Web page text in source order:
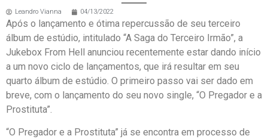
Leandro Vianna 04/13/2022
Após o lançamento e ótima repercussão de seu terceiro
álbum de estúdio, intitulado “A Saga do Terceiro Irmão”, a
Jukebox From Hell anunciou recentemente estar dando início
a um novo ciclo de lançamentos, que irá resultar em seu
quarto álbum de estúdio. O primeiro passo vai ser dado em
breve, com o lançamento do seu novo single, “O Pregador e a
Prostituta”.
“O Pregador e a Prostituta” já se encontra em processo de